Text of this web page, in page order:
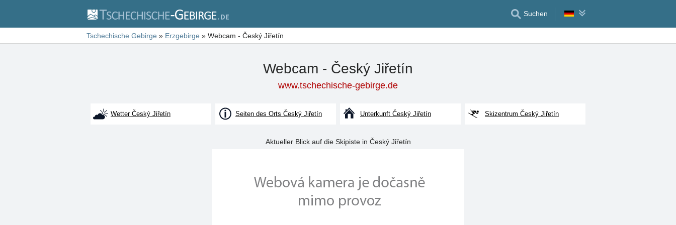
Suchen
Tschechische Gebirge » Erzgebirge » Webcam - Český Jiřetín
Webcam - Český Jiřetín
www.tschechische-gebirge.de
Wetter Český Jiřetín Seiten des Orts Český Jiřetín Unterkunft Český Jiřetín Skizentrum Český Jiřetín
Aktueller Blick auf die Skipiste in Český Jiřetín